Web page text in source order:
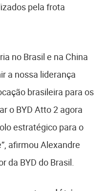
pela frota
no Brasil e na China
a nossa liderança
brasileira para os
o BYD Atto 2 agora
estratégico para o
afirmou Alexandre
da BYD do Brasil.